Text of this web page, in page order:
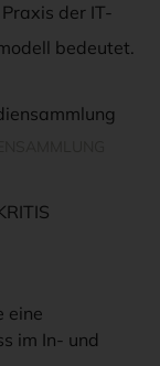
der IT-
bedeutet.
eine
im In- und